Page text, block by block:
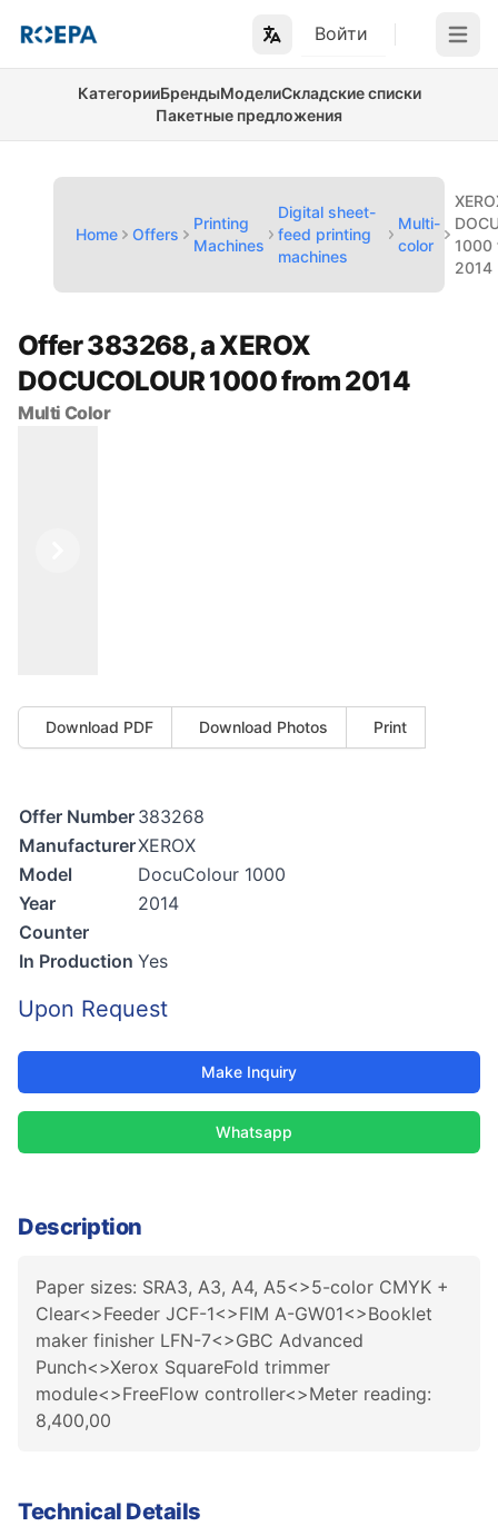
Войти Open
КатегорииБрендыМоделиСкладские списки
Пакетные предложения
Home Offers
Printing
Machines
Digital sheet-
feed printing
machines
Multi-
color
1000
2014
Offer 383268, a XEROX
DOCUCOLOUR 1000 from 2014
Multi Color
Download PDF Download Photos Print
Offer Number 383268
ManufacturerXEROX
Model
DocuColour 1000
Year
2014
Counter
In Production Yes
Upon Request
Make Inquiry
Whatsapp
Description
Paper sizes: SRA3, A3, A4, A5<>5-color CMYK +
Clear<>Feeder JCF-1<>FIM A-GW01<>Booklet
maker finisher LFN-7<>GBC Advanced
Punch<>Xerox SquareFold trimmer
module<>FreeFlow controller<>Meter reading:
8,400,00
Technical Details